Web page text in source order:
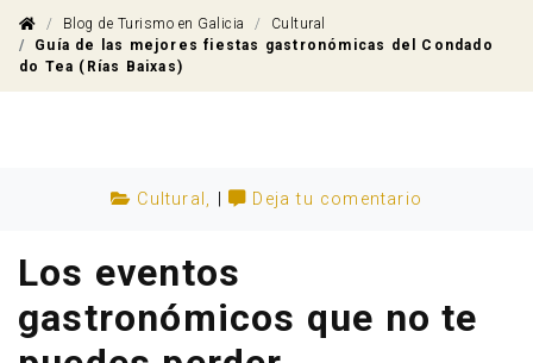
Blog de Turismo en Galicia
Cultural
Guía de las mejores fiestas gastronómicas del Condado
do Tea (Rías Baixas)
Cultural , Deja tu comentario
Los eventos
gastronómicos que no te